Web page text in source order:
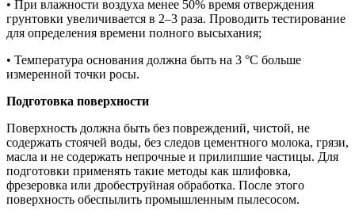
• При влажности воздуха менее 50% время отверждения
грунтовки увеличивается в 2–3 раза. Проводить тестирование
для определения времени полного высыхания;
• Температура основания должна быть на 3 °С больше
измеренной точки росы.
Подготовка поверхности
Поверхность должна быть без повреждений, чистой, не
содержать стоячей воды, без следов цементного молока, грязи,
масла и не содержать непрочные и прилипшие частицы. Для
подготовки применять такие методы как шлифовка,
фрезеровка или дробеструйная обработка. После этого
поверхность обеспылить промышленным пылесосом.